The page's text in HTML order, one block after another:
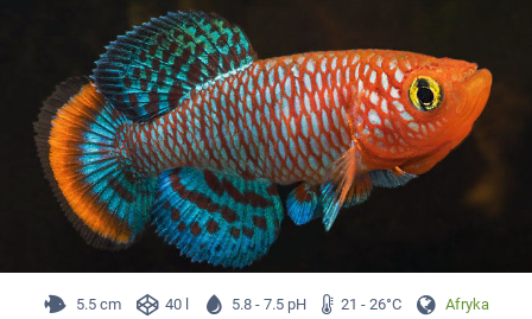
5.5 cm 40 l 5.8 - 7.5 pH 21 - 26°C Afryka